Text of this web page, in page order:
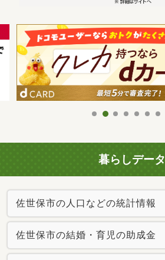
暮らしデータ
佐世保市の人口などの統計情報
佐世保市の結婚・育児の助成金